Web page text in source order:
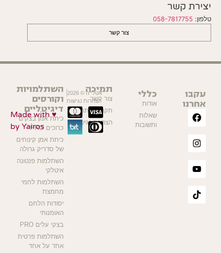
יצירת קשר
טלפון: 058-7817755
צור קשר
עקבו
אחרנו
כללי
אודות
שאלות
ותשובות
תמיכה
צור קשר
תקנון האתר
הצהרת נגישות
השתלמויות
וקורסים
דיגיטליים
כיתת אמן בצקים
כרוכים PRO
כיתת אמן קינוחים
של סדריק גרולה
השתלמות פנטונה
איטלקי
השתלמות לחמי
מחמצת
יסודות הלחם
האומנותי
בצקי עלים PRO
השתלמות פרטית
אחד על אחד
אטלייה © 2026
הצהרות נגישות
Made with ♥
by Yairos